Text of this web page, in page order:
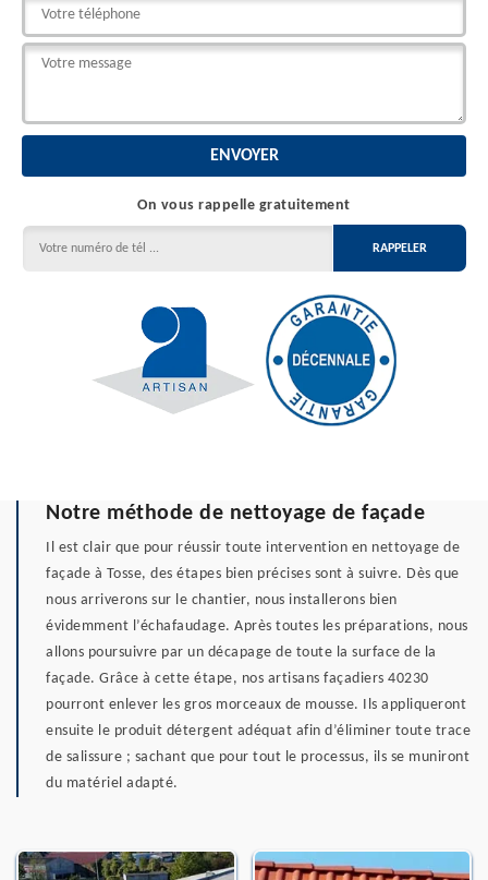
On vous rappelle gratuitement
Notre méthode de nettoyage de façade
Il est clair que pour réussir toute intervention en nettoyage de
façade à Tosse, des étapes bien précises sont à suivre. Dès que
nous arriverons sur le chantier, nous installerons bien
évidemment l’échafaudage. Après toutes les préparations, nous
allons poursuivre par un décapage de toute la surface de la
façade. Grâce à cette étape, nos artisans façadiers 40230
pourront enlever les gros morceaux de mousse. Ils appliqueront
ensuite le produit détergent adéquat afin d’éliminer toute trace
de salissure ; sachant que pour tout le processus, ils se muniront
du matériel adapté.